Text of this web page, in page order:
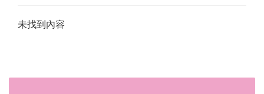
未找到內容